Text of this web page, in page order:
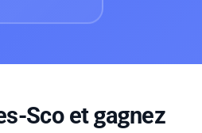
Sco et gagnez